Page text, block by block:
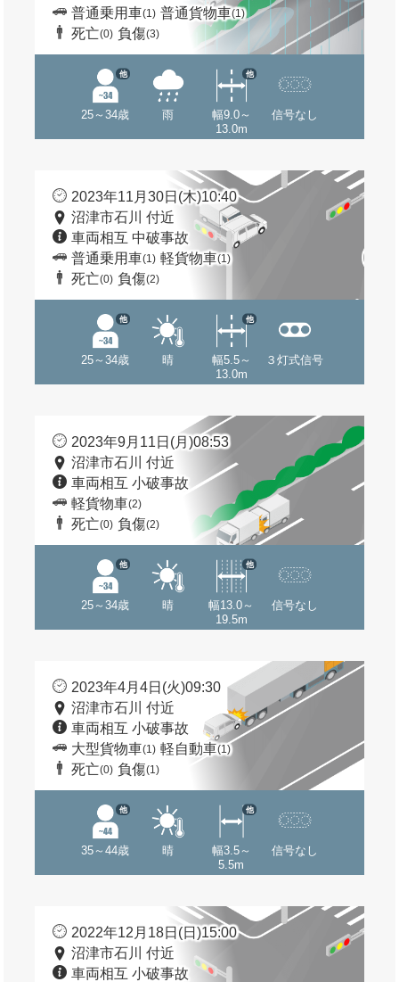
普通乗用車(1) 普通貨物車(1)
死亡(0) 負傷(3)
25～34歳
他
雨
幅9.0～
13.0m
他
信号なし
2023年11月30日(木)10:40
沼津市石川 付近
車両相互 中破事故
普通乗用車(1) 軽貨物車(1)
死亡(0) 負傷(2)
25～34歳
他
晴
幅5.5～
13.0m
他
３灯式信号
2023年9月11日(月)08:53
沼津市石川 付近
車両相互 小破事故
軽貨物車(2)
死亡(0) 負傷(2)
25～34歳
他
晴
幅13.0～
19.5m
他
信号なし
2023年4月4日(火)09:30
沼津市石川 付近
車両相互 小破事故
大型貨物車(1) 軽自動車(1)
死亡(0) 負傷(1)
35～44歳
他
晴
幅3.5～
5.5m
他
信号なし
2022年12月18日(日)15:00
沼津市石川 付近
車両相互 小破事故